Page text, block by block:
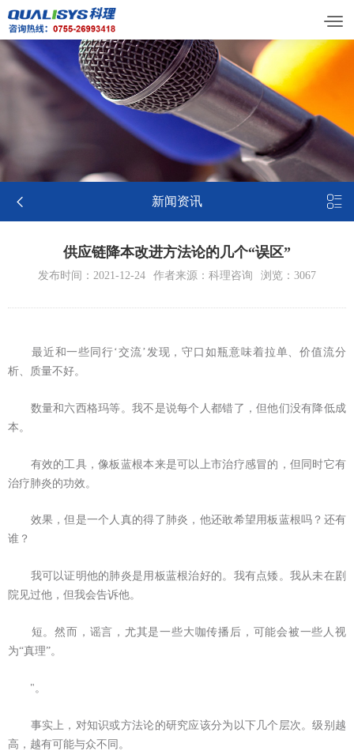
 新闻资讯 
供应链降本改进方法论的几个“误区”
发布时间：2021-12-24 作者来源：科理咨询 浏览：3067
最近和一些同行‘交流’发现，守口如瓶意味着拉单、价值流分
析、质量不好。
数量和六西格玛等。我不是说每个人都错了，但他们没有降低成
本。
有效的工具，像板蓝根本来是可以上市治疗感冒的，但同时它有
治疗肺炎的功效。
效果，但是一个人真的得了肺炎，他还敢希望用板蓝根吗？还有
谁？
我可以证明他的肺炎是用板蓝根治好的。我有点矮。我从未在剧
院见过他，但我会告诉他。
短。然而，谣言，尤其是一些大咖传播后，可能会被一些人视
为“真理”。
"。
事实上，对知识或方法论的研究应该分为以下几个层次。级别越
高，越有可能与众不同。